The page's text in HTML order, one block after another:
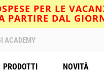
PER LE
PARTIRE DAL
ACADEMY
PRODOTTI NOVITÀ